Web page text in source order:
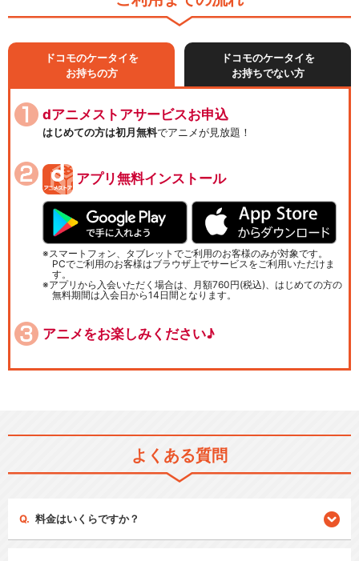
ドコモのケータイを
お持ちの方
ドコモのケータイを
お持ちでない方
dアニメストアサービスお申込
はじめての方は初月無料でアニメが見放題！
アプリ無料インストール
スマートフォン、タブレットでご利用のお客様のみが対象です。
PCでご利用のお客様はブラウザ上でサービスをご利用いただけま
す。
アプリから入会いただく場合は、月額760円(税込)、はじめての方の
無料期間は入会日から14日間となります。
アニメをお楽しみください♪
よくある質問
料金はいくらですか？